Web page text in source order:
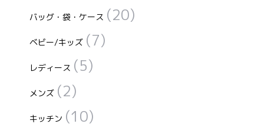
バッグ・袋・ケース (20)
ベビー/キッズ (7)
レディース (5)
メンズ (2)
キッチン (10)